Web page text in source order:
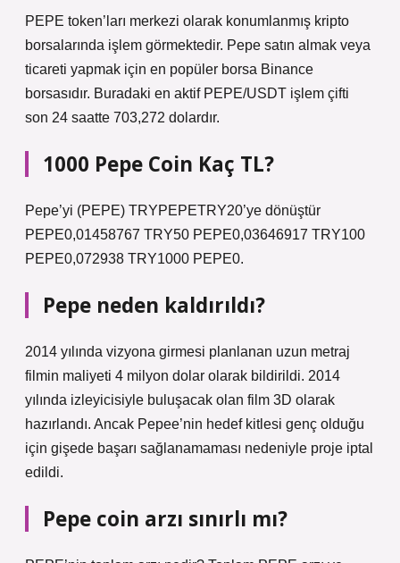
PEPE token’ları merkezi olarak konumlanmış kripto
borsalarında işlem görmektedir. Pepe satın almak veya
ticareti yapmak için en popüler borsa Binance
borsasıdır. Buradaki en aktif PEPE/USDT işlem çifti
son 24 saatte 703,272 dolardır.
1000 Pepe Coin Kaç TL?
Pepe’yi (PEPE) TRYPEPETRY20’ye dönüştür
PEPE0,01458767 TRY50 PEPE0,03646917 TRY100
PEPE0,072938 TRY1000 PEPE0.
Pepe neden kaldırıldı?
2014 yılında vizyona girmesi planlanan uzun metraj
filmin maliyeti 4 milyon dolar olarak bildirildi. 2014
yılında izleyicisiyle buluşacak olan film 3D olarak
hazırlandı. Ancak Pepee’nin hedef kitlesi genç olduğu
için gişede başarı sağlanamaması nedeniyle proje iptal
edildi.
Pepe coin arzı sınırlı mı?